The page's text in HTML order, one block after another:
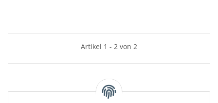
Artikel 1 - 2 von 2